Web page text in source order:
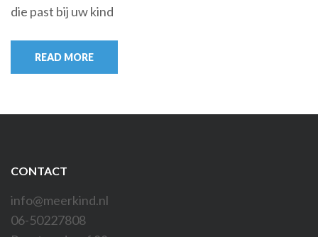
die past bij uw kind
READ MORE
CONTACT
info@meerkind.nl
06-50227808